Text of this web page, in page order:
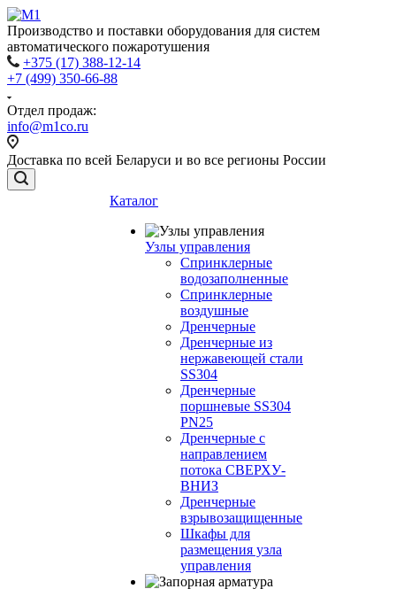
Производство и поставки оборудования для систем
автоматического пожаротушения
+375 (17) 388-12-14
+7 (499) 350-66-88
Отдел продаж:
info@m1co.ru
Доставка по всей Беларуси и во все регионы России
Каталог
Узлы управления
Cпринклерные
водозаполненные
Cпринклерные
воздушные
Дренчерные
Дренчерные из
нержавеющей стали
SS304
Дренчерные
поршневые SS304
PN25
Дренчерные с
направлением
потока СВЕРХУ-
ВНИЗ
Дренчерные
взрывозащищенные
Шкафы для
размещения узла
управления